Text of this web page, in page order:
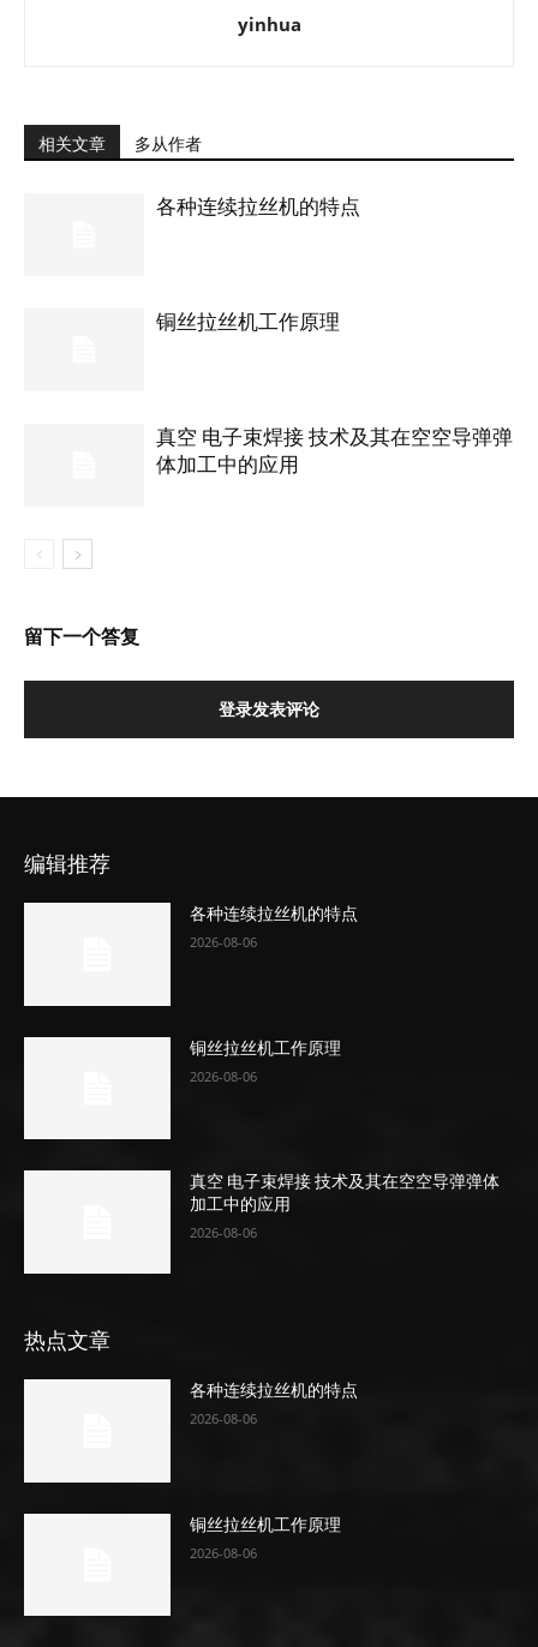
yinhua
相关文章 多从作者
各种连续拉丝机的特点
铜丝拉丝机工作原理
真空 电子束焊接 技术及其在空空导弹弹
体加工中的应用
留下一个答复
登录发表评论
编辑推荐
各种连续拉丝机的特点
2026-08-06
铜丝拉丝机工作原理
2026-08-06
真空 电子束焊接 技术及其在空空导弹弹体
加工中的应用
2026-08-06
热点文章
各种连续拉丝机的特点
2026-08-06
铜丝拉丝机工作原理
2026-08-06